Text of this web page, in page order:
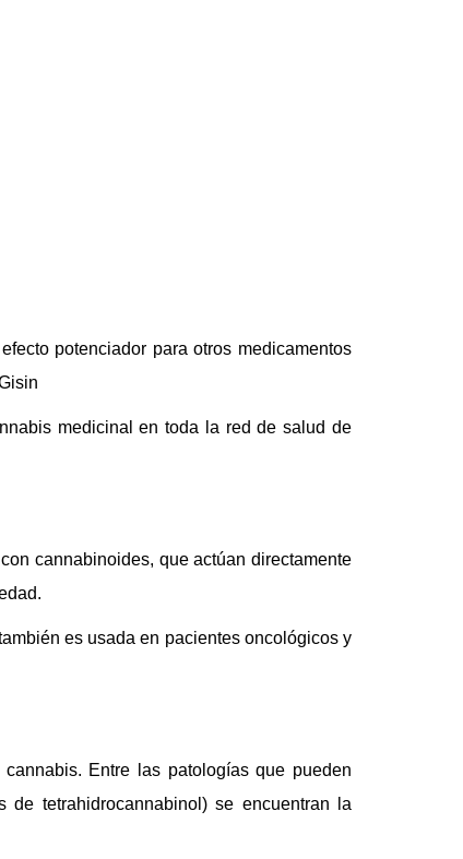
potenciador para otros medicamentos
medicinal en toda la red de salud de
cannabinoides, que actúan directamente
es usada en pacientes oncológicos y
Entre las patologías que pueden
tetrahidrocannabinol) se encuentran la